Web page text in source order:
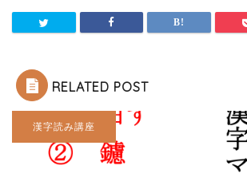
RELATED POST
漢字読み講座